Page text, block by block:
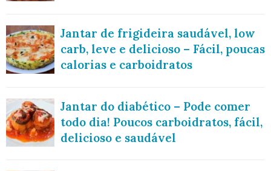
Jantar de frigideira saudável, low
carb, leve e delicioso – Fácil, poucas
calorias e carboidratos
Jantar do diabético – Pode comer
todo dia! Poucos carboidratos, fácil,
delicioso e saudável